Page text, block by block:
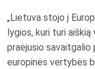
„Lietuva stojo į
lygios, kuri turi
praėjusio savaitgalio
europinės vertybės